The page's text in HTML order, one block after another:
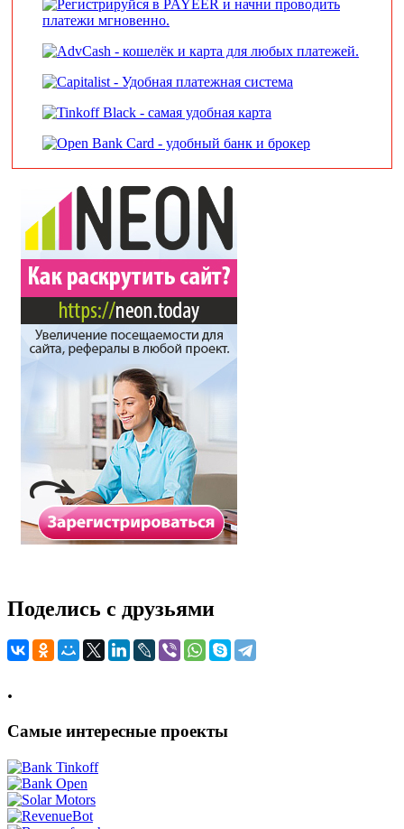
Поделись с друзьями
.
Самые интересные проекты
.